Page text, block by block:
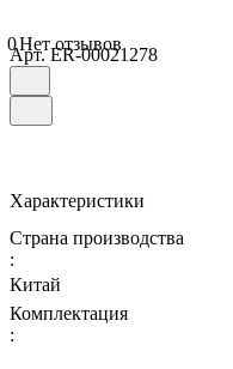
0Нет отзывов
Арт.ER-00021278
Характеристики
Страна производства
:
Китай
Комплектация
: